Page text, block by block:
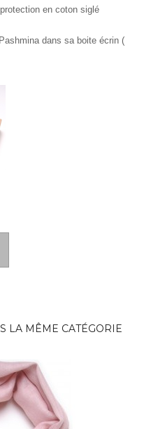
en coton siglé
dans sa boite écrin (
LA MÊME CATÉGORIE